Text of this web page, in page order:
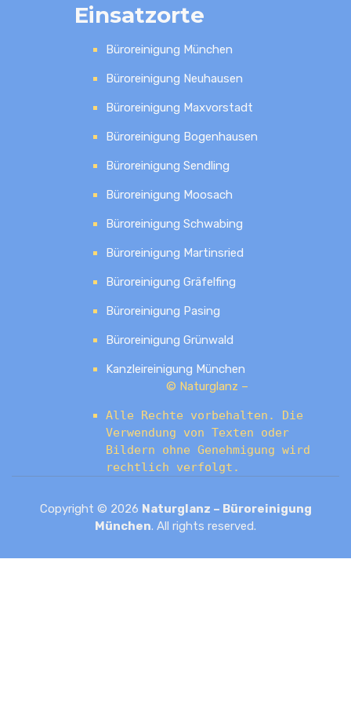
Einsatzorte
Büroreinigung München
Büroreinigung Neuhausen
Büroreinigung Maxvorstadt
Büroreinigung Bogenhausen
Büroreinigung Sendling
Büroreinigung Moosach
Büroreinigung Schwabing
Büroreinigung Martinsried
Büroreinigung Gräfelfing
Büroreinigung Pasing
Büroreinigung Grünwald
Kanzleireinigung München
© Naturglanz –
Alle Rechte vorbehalten. Die
Verwendung von Texten oder
Bildern ohne Genehmigung wird
rechtlich verfolgt.
Copyright © 2026 Naturglanz – Büroreinigung
München. All rights reserved.